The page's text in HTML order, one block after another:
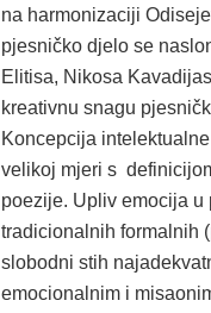
na harmonizaciji
pjesničko djelo se
Elitisa, Nikosa
kreativnu snagu
Koncepcija
velikoj mjeri s
poezije. Upliv emocija
tradicionalnih formalnih
slobodni stih
emocionalnim i